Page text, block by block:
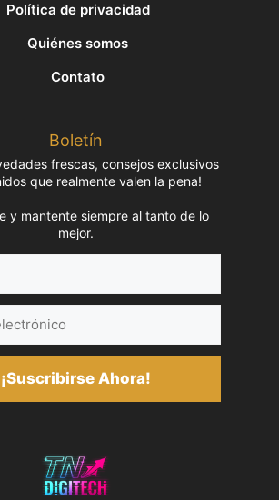
Política de privacidad
Quiénes somos
Contato
Boletín
frescas, consejos exclusivos
que realmente valen la pena!
y mantente siempre al tanto de lo
mejor.
¡Suscribirse Ahora!